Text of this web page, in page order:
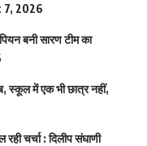
7, 2026
बनी सारण टीम का
स्कूल में एक भी छात्र नहीं,
रही चर्चा : दिलीप संघाणी